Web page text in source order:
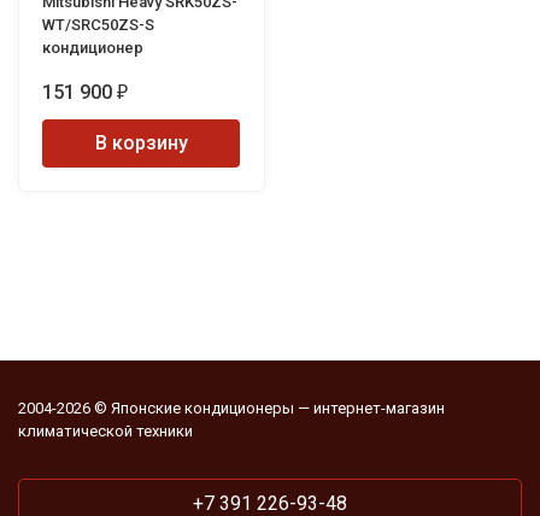
WT/SRC50ZS-S
кондиционер
151 900 ₽
В корзину
2004-2026 © Японские кондиционеры — интернет-магазин
климатической техники
+7 391 226-93-48